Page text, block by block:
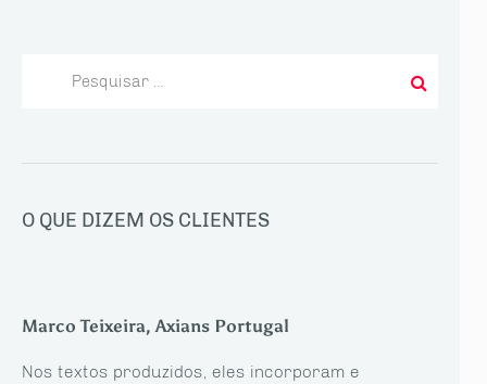
O QUE DIZEM OS CLIENTES
Marco Teixeira, Axians Portugal
Nos textos produzidos, eles incorporam e